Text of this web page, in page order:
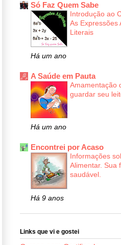
Só Faz Quem Sabe
Introdução ao
As Expressões
Literais
Há um ano
A Saúde em Pauta
Amamentação
guardar seu
Há um ano
Encontrei por Acaso
Informações
Alimentar. Sua
saudável.
Há 9 anos
Links que vi e gostei